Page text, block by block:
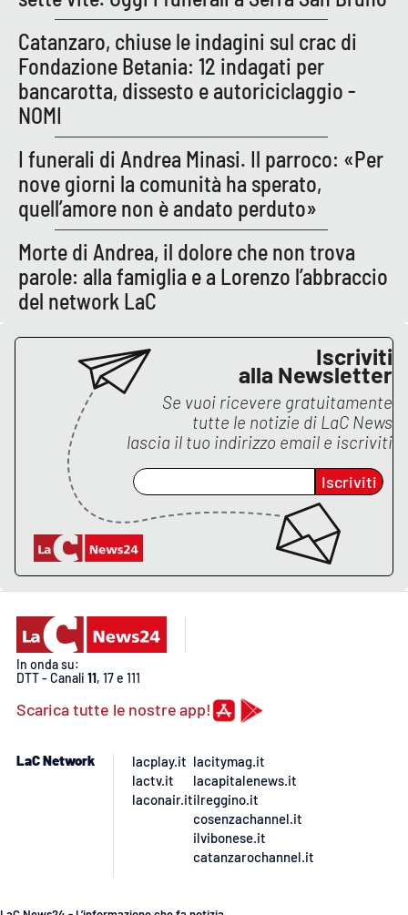
Catanzaro, chiuse le indagini sul crac di
Fondazione Betania: 12 indagati per
bancarotta, dissesto e autoriciclaggio -
NOMI
I funerali di Andrea Minasi. Il parroco: «Per
nove giorni la comunità ha sperato,
quell’amore non è andato perduto»
Morte di Andrea, il dolore che non trova
parole: alla famiglia e a Lorenzo l’abbraccio
del network LaC
Iscriviti
alla Newsletter
Se vuoi ricevere gratuitamente
tutte le notizie di LaC News
lascia il tuo indirizzo email e iscriviti
Iscriviti
In onda su:
DTT - Canali 11, 17 e 111
Scarica tutte le nostre app!
LaC Network
lacplay.it
lactv.it
laconair.it
lacitymag.it
lacapitalenews.it
ilreggino.it
cosenzachannel.it
ilvibonese.it
catanzarochannel.it